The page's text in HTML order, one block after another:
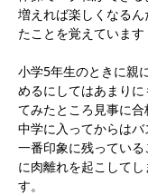
増えれば楽しくなる
たことを覚えています
小学5年生のときに親
めるにしてはあまり
てみたところ見事に合
中学に入ってからはバ
一番印象に残ってい
に肉離れを起こして
す。